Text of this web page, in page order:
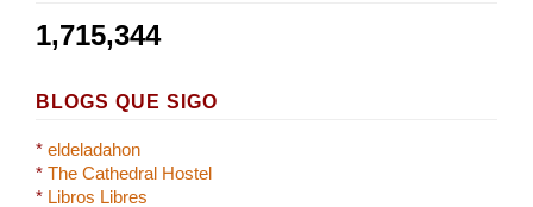
1,715,344
BLOGS QUE SIGO
* eldeladahon
* The Cathedral Hostel
* Libros Libres